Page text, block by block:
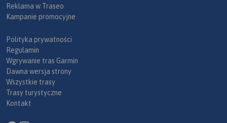
Reklama w Traseo
Kampanie promocyjne
Polityka prywatności
Regulamin
Wgrywanie tras Garmin
Dawna wersja strony
Wszystkie trasy
Trasy turystyczne
Kontakt